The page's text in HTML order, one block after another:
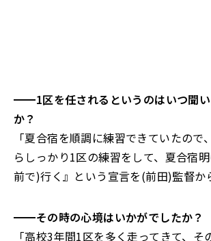
━━1区を任されるというのはいつ聞い
か？
「夏合宿を順調に練習できていたので
らしっかり1区の練習をして、夏合宿
前で)行く』という宣言を(前田)監督か
━━その時の心境はいかがでしたか？
「高校3年間1区を多く走ってきて、